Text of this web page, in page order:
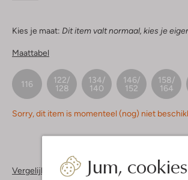
Jum,
Kies je maat: Dit item valt normaal, kies je
Maattabel
116
122/
128
134/
140
146/
152
158/
164
Sorry, dit item is momenteel (nog) niet
Vergelijkbare items